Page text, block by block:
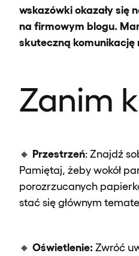
wskazówki okazały się
na firmowym blogu.
skuteczną
Zanim
🔸 Przestrzeń: Znajdź
Pamiętaj, żeby wokół
porozrzucanych
stać się głównym
🔸 Oświetlenie: Zwróć